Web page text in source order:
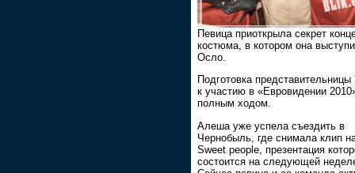
Певица приоткрыла секрет
костюма, в котором она
Осло.
Подготовка представительницы
к участию в «Евровидении
полным ходом.
Алеша уже успела съездить в
Чернобыль, где снимала клип
Sweet people, презентация
состоится на следующей